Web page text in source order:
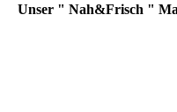
Unser " Nah&Frisch "